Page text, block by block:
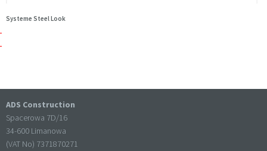
Systeme Steel Look
ADS Construction
Spacerowa 7D/16
34-600 Limanowa
(VAT No) 7371870271